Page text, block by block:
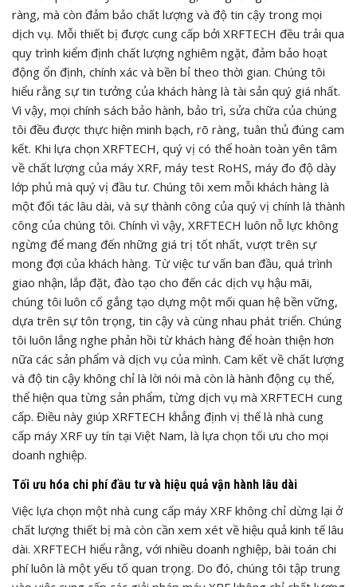
ràng, mà còn đảm bảo chất lượng và độ tin cậy trong mọi
dịch vụ. Mỗi thiết bị được cung cấp bởi XRFTECH đều trải qua
quy trình kiểm định chất lượng nghiêm ngặt, đảm bảo hoạt
động ổn định, chính xác và bền bỉ theo thời gian. Chúng tôi
hiểu rằng sự tin tưởng của khách hàng là tài sản quý giá nhất.
Vì vậy, mọi chính sách bảo hành, bảo trì, sửa chữa của chúng
tôi đều được thực hiện minh bạch, rõ ràng, tuân thủ đúng cam
kết. Khi lựa chọn XRFTECH, quý vị có thể hoàn toàn yên tâm
về chất lượng của máy XRF, máy test RoHS, máy đo độ dày
lớp phủ mà quý vị đầu tư. Chúng tôi xem mỗi khách hàng là
một đối tác lâu dài, và sự thành công của quý vị chính là thành
công của chúng tôi. Chính vì vậy, XRFTECH luôn nỗ lực không
ngừng để mang đến những giá trị tốt nhất, vượt trên sự
mong đợi của khách hàng. Từ việc tư vấn ban đầu, quá trình
giao nhận, lắp đặt, đào tạo cho đến các dịch vụ hậu mãi,
chúng tôi luôn cố gắng tạo dựng một mối quan hệ bền vững,
dựa trên sự tôn trọng, tin cậy và cùng nhau phát triển. Chúng
tôi luôn lắng nghe phản hồi từ khách hàng để hoàn thiện hơn
nữa các sản phẩm và dịch vụ của mình. Cam kết về chất lượng
và độ tin cậy không chỉ là lời nói mà còn là hành động cụ thể,
thể hiện qua từng sản phẩm, từng dịch vụ mà XRFTECH cung
cấp. Điều này giúp XRFTECH khẳng định vị thế là nhà cung
cấp máy XRF uy tín tại Việt Nam, là lựa chọn tối ưu cho mọi
doanh nghiệp.
Tối ưu hóa chi phí đầu tư và hiệu quả vận hành lâu dài
Việc lựa chọn một nhà cung cấp máy XRF không chỉ dừng lại ở
chất lượng thiết bị mà còn cần xem xét về hiệu quả kinh tế lâu
dài. XRFTECH hiểu rằng, với nhiều doanh nghiệp, bài toán chi
phí luôn là một yếu tố quan trọng. Do đó, chúng tôi tập trung